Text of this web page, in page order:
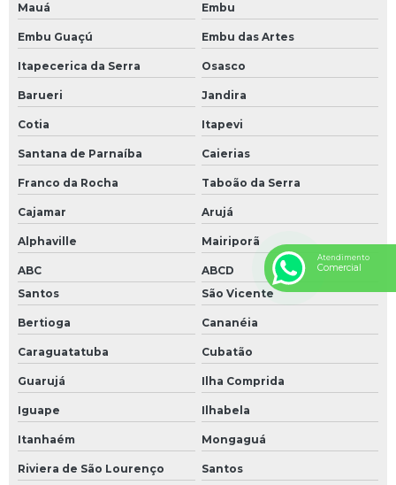
Mauá Embu
Embu Guaçú Embu das Artes
Itapecerica da Serra Osasco
Barueri Jandira
Cotia Itapevi
Santana de Parnaíba Caierias
Franco da Rocha Taboão da Serra
Cajamar Arujá
Alphaville Mairiporã
ABC
ABCD
Santos
São Vicente
Bertioga Cananéia
Caraguatatuba Cubatão
Guarujá Ilha Comprida
Iguape Ilhabela
Itanhaém Mongaguá
Riviera de São Lourenço Santos
Atendimento
Comercial